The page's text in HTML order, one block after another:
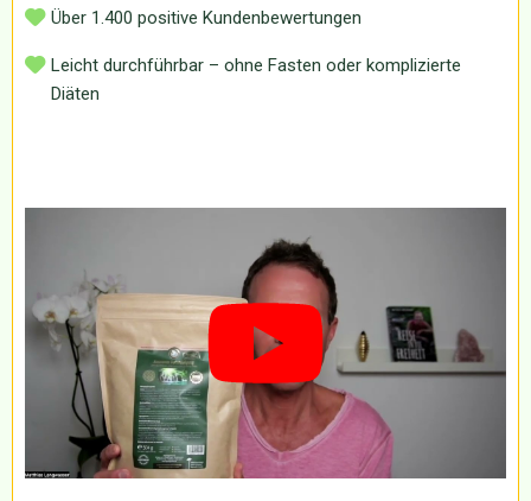
Über 1.400 positive Kundenbewertungen
Leicht durchführbar – ohne Fasten oder komplizierte
Diäten